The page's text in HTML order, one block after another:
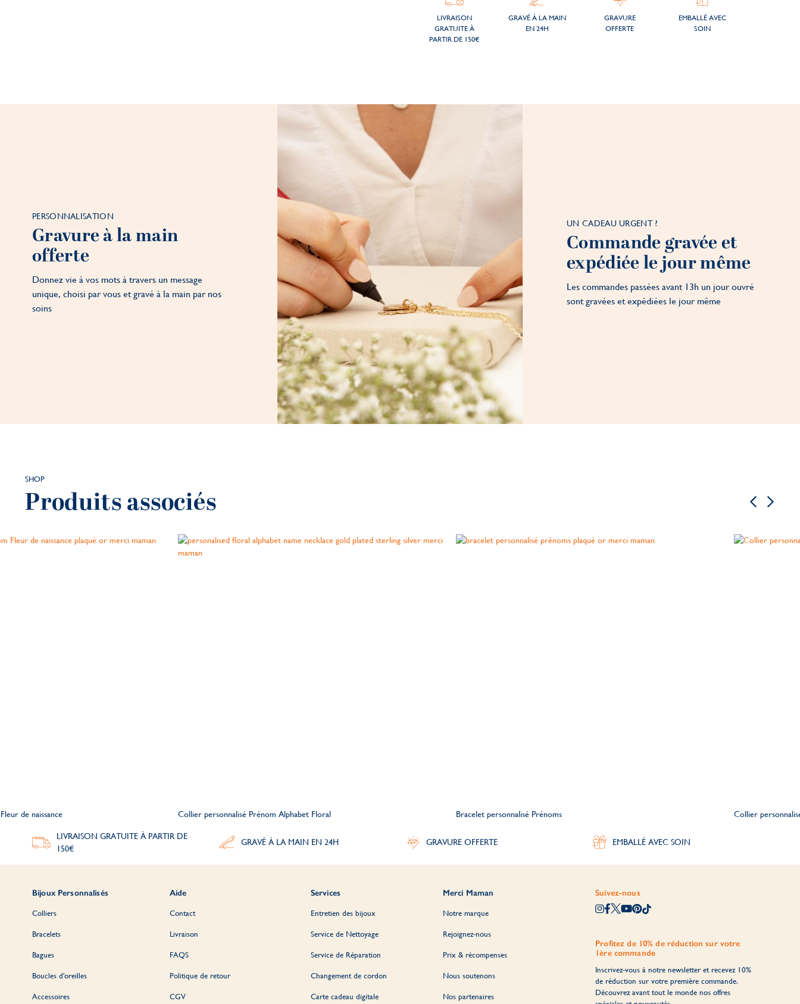
LIVRAISON
GRATUITE À
PARTIR DE 150€
GRAVÉ À LA MAIN
EN 24H
GRAVURE
OFFERTE
EMBALLÉ AVEC
SOIN
PERSONNALISATION
Gravure à la main
offerte
Donnez vie à vos mots à travers un message
unique, choisi par vous et gravé à la main par nos
soins
UN CADEAU URGENT ?
Commande gravée et
expédiée le jour même
Les commandes passées avant 13h un jour ouvré
sont gravées et expédiées le jour même
SHOP
Produits associés
de naissance Collier personnalisé Prénom Alphabet Floral Bracelet personnalisé Prénoms Collier
LIVRAISON GRATUITE À PARTIR DE
150€
GRAVÉ À LA MAIN EN 24H GRAVURE OFFERTE EMBALLÉ AVEC SOIN
Bijoux Personnalisés
Colliers
Bracelets
Bagues
Boucles d'oreilles
Accessoires
Aide
Contact
Livraison
FAQS
Politique de retour
CGV
Services
Entretien des bijoux
Service de Nettoyage
Service de Réparation
Changement de cordon
Carte cadeau digitale
Merci Maman
Notre marque
Rejoignez-nous
Prix & récompenses
Nous soutenons
Nos partenaires
Suivez-nous
Profitez de 10% de réduction sur votre
1ère commande
Inscrivez-vous à notre newsletter et recevez 10%
de réduction sur votre première commande.
Découvrez avant tout le monde nos offres